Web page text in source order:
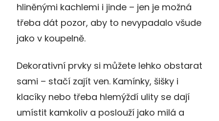
hliněnými kachlemi i jinde – jen je možná
třeba dát pozor, aby to nevypadalo všude
jako v koupelně.
Dekorativní prvky si můžete lehko obstarat
sami – stačí zajít ven. Kamínky, šišky i
klacíky nebo třeba hlemýždí ulity se dají
umístit kamkoliv a poslouží jako milá a